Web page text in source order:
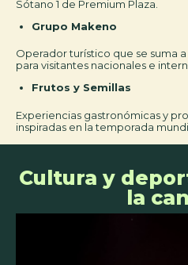
Sótano 1 de Premium Plaza.
Grupo Makeno
Operador turístico que se suma
para visitantes nacionales e
Frutos y Semillas
Experiencias gastronómicas y
inspiradas en la temporada
Cultura y
la